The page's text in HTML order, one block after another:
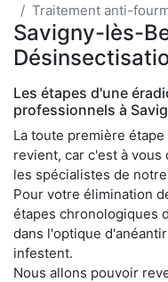
Traitement anti-
Savigny-lès-
Les étapes d'une
professionnels à
La toute première
revient, car c'est à
les spécialistes de
Pour votre élimination
étapes chronologiques
dans l'optique
infestent.
Nous allons pouvoir